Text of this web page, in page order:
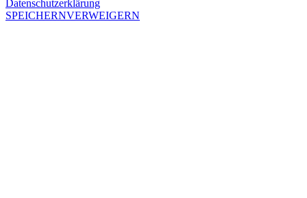
Datenschutzerklärung
SPEICHERNVERWEIGERN